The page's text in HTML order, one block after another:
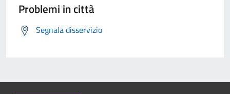
Problemi in città
Segnala disservizio